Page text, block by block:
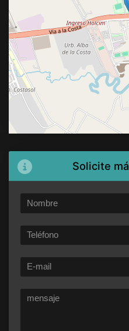
Solicite